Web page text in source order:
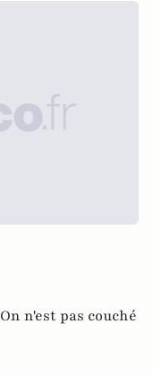
On n'est pas couché